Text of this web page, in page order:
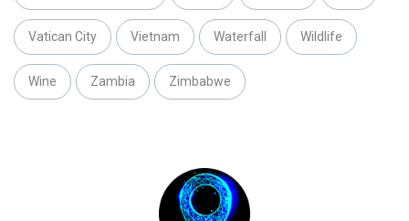
Vatican City Vietnam Waterfall Wildlife
Wine Zambia Zimbabwe